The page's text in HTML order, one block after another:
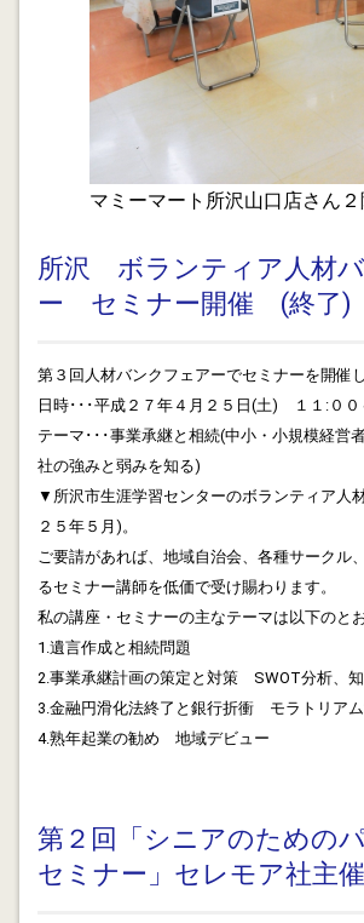
建設業が立ち直るために知るべき現実(
2013.01.30
サイボクハムの温泉施設 「まきばの湯
ました。観光スポットとしてこの施設を
わります。
り 経営者はヘッジを忘れずに」
2013.01.24
訴訟代理人の経験と本人訴訟
2013.01.21
所沢くらしとビジネスを支援する会(Ｌ
ージが開設されました。
2013.01.18
サービサーと地域再生ファンドの連携
サービサーと地域再生ファンドの連携
業再生ファンドの情報開示について
企業再生支援機構は名前を変えて生き
2013.01.07
マミーマート所沢山口店さん
所沢 ボランティア人材
ー セミナー開催 (終了)
第３回人材バンクフェアーでセミナーを開催し
日時･･･平成２７年４月２５日(土) １１:００
テーマ･･･事業承継と相続(中小・小規模経営
社の強みと弱みを知る)
▼所沢市生涯学習センターのボランティア人
２５年５月)。
ご要請があれば、地域自治会、各種サークル
るセミナー講師を低価で受け賜わります。
私の講座・セミナーの主なテーマは以下のとお
1.遺言作成と相続問題
2.事業承継計画の策定と対策 SWOT分析、
3.金融円滑化法終了と銀行折衝 モラトリア
4.熟年起業の勧め 地域デビュー
第２回「シニアのための
セミナー」セレモア社主